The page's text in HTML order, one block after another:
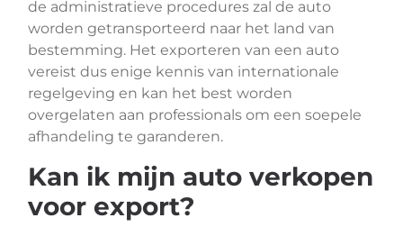
de administratieve procedures zal de auto
worden getransporteerd naar het land van
bestemming. Het exporteren van een auto
vereist dus enige kennis van internationale
regelgeving en kan het best worden
overgelaten aan professionals om een soepele
afhandeling te garanderen.
Kan ik mijn auto verkopen
voor export?